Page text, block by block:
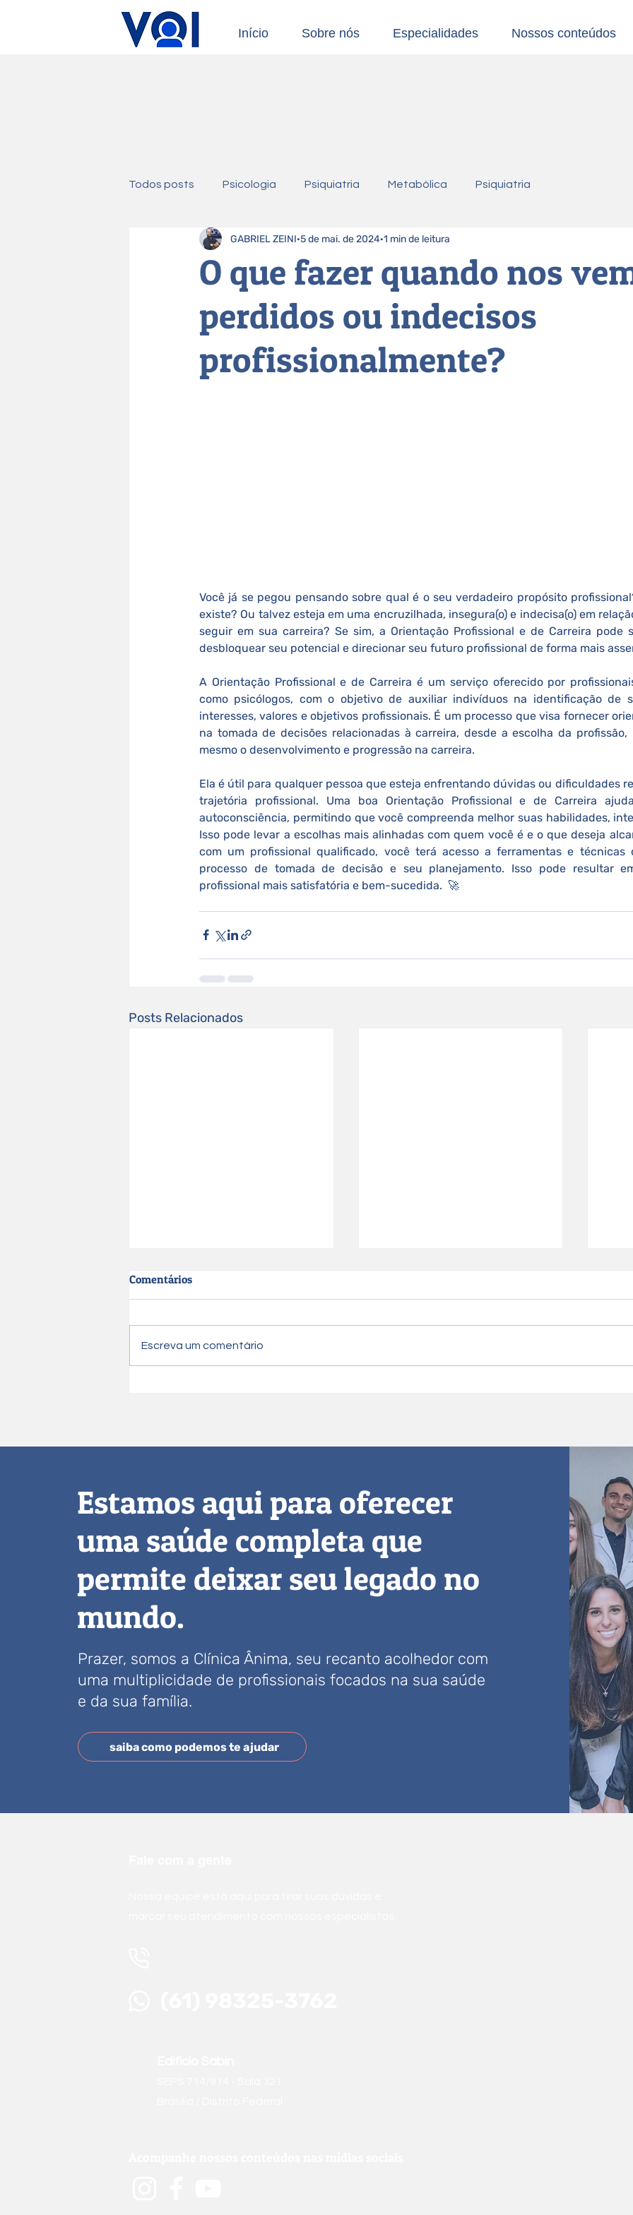
Início Sobre nós Especialidades Nossos conteúdos
Todos posts Psicologia Psiquiatria Metabólica Psiquiatria
O que fazer quando nos
perdidos ou indecisos
profissionalmente?
GABRIEL ZEINI 5 de mai. de 2024 1 min de leitura
Você já se pegou pensando sobre qual é o seu verdadeiro propósito
existe? Ou talvez esteja em uma encruzilhada, insegura(o) e indecisa(o) em
seguir em sua carreira? Se sim, a Orientação Profissional e de Carreira pode
desbloquear seu potencial e direcionar seu futuro profissional de forma mais
A Orientação Profissional e de Carreira é um serviço oferecido por
como psicólogos, com o objetivo de auxiliar indivíduos na identificação de
interesses, valores e objetivos profissionais. É um processo que visa fornecer
na tomada de decisões relacionadas à carreira, desde a escolha da
mesmo o desenvolvimento e progressão na carreira.
Ela é útil para qualquer pessoa que esteja enfrentando dúvidas ou dificuldades
trajetória profissional. Uma boa Orientação Profissional e de Carreira
autoconsciência, permitindo que você compreenda melhor suas habilidades,
Isso pode levar a escolhas mais alinhadas com quem você é e o que deseja
com um profissional qualificado, você terá acesso a ferramentas e técnicas
processo de tomada de decisão e seu planejamento. Isso pode resultar
profissional mais satisfatória e bem-sucedida.  🚀
Posts Relacionados
Sobre vícios e virtudes
Comentários
Escreva um comentário
Estamos aqui para oferecer
uma saúde completa que
permite deixar seu legado no
mundo.
Prazer, somos a Clínica Ânima, seu recanto acolhedor com
uma multiplicidade de profissionais focados na sua saúde
e da sua família.
saiba como podemos te ajudar